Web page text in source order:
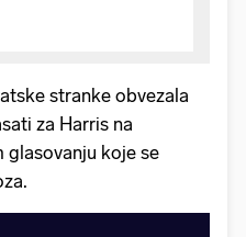
stranke obvezala
za Harris na
koje se